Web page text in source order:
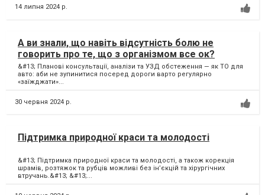
14 липня 2024 р.
А ви знали, що навіть відсутність болю не
говорить про те, що з організмом все ок?
&#13; Планові консультації, аналізи та УЗД обстеження — як ТО для
авто: аби не зупинитися посеред дороги варто регулярно
«заїжджати»...
30 червня 2024 р.
Підтримка природної краси та молодості
&#13; Підтримка природної краси та молодості, а також корекція
шрамів, розтяжок та рубців можливі без ін’єкцій та хірургічних
втручань.&#13; &#13;...